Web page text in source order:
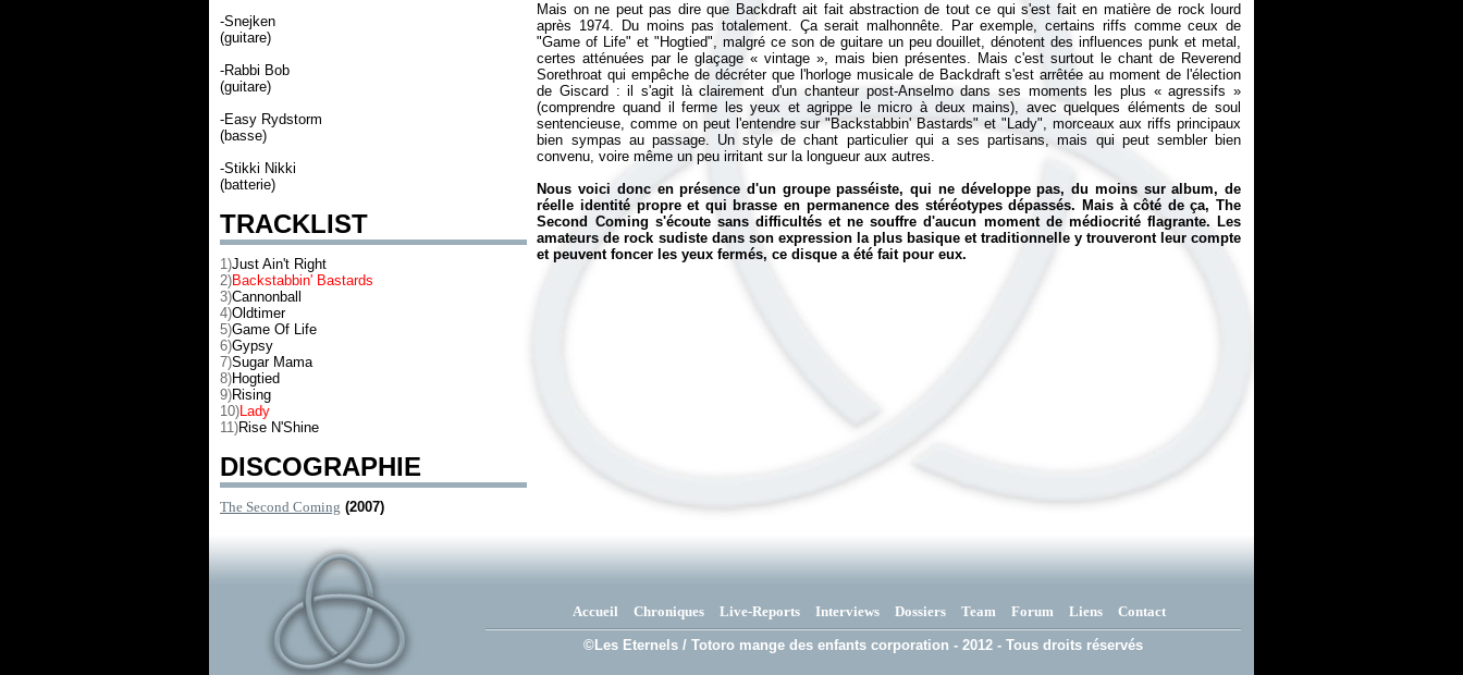
-Snejken
(guitare)
-Rabbi Bob
(guitare)
-Easy Rydstorm
(basse)
-Stikki Nikki
(batterie)
TRACKLIST
1)Just Ain't Right
2)Backstabbin' Bastards
3)Cannonball
4)Oldtimer
5)Game Of Life
6)Gypsy
7)Sugar Mama
8)Hogtied
9)Rising
10)Lady
11)Rise N'Shine
DISCOGRAPHIE
The Second Coming (2007)
Mais on ne peut pas dire que Backdraft ait fait abstraction de tout ce qui s'est fait en matière de rock lourd
après 1974. Du moins pas totalement. Ça serait malhonnête. Par exemple, certains riffs comme ceux de
"Game of Life" et "Hogtied", malgré ce son de guitare un peu douillet, dénotent des influences punk et metal,
certes atténuées par le glaçage « vintage », mais bien présentes. Mais c'est surtout le chant de Reverend
Sorethroat qui empêche de décréter que l'horloge musicale de Backdraft s'est arrêtée au moment de l'élection
de Giscard : il s'agit là clairement d'un chanteur post-Anselmo dans ses moments les plus « agressifs »
(comprendre quand il ferme les yeux et agrippe le micro à deux mains), avec quelques éléments de soul
sentencieuse, comme on peut l'entendre sur "Backstabbin' Bastards" et "Lady", morceaux aux riffs principaux
bien sympas au passage. Un style de chant particulier qui a ses partisans, mais qui peut sembler bien
convenu, voire même un peu irritant sur la longueur aux autres.
Nous voici donc en présence d'un groupe passéiste, qui ne développe pas, du moins sur album, de
réelle identité propre et qui brasse en permanence des stéréotypes dépassés. Mais à côté de ça, The
Second Coming s'écoute sans difficultés et ne souffre d'aucun moment de médiocrité flagrante. Les
amateurs de rock sudiste dans son expression la plus basique et traditionnelle y trouveront leur compte
et peuvent foncer les yeux fermés, ce disque a été fait pour eux.
Accueil Chroniques Live-Reports Interviews Dossiers Team Forum Liens Contact
©Les Eternels / Totoro mange des enfants corporation - 2012 - Tous droits réservés